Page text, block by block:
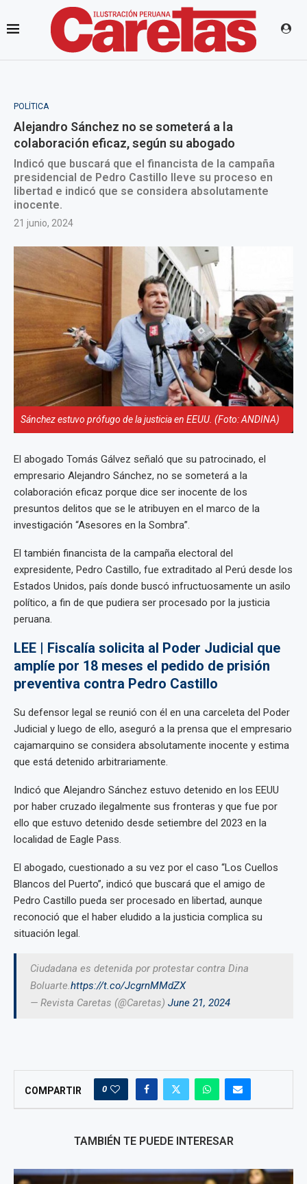
POLÍTICA
Alejandro Sánchez no se someterá a la
colaboración eficaz, según su abogado
Indicó que buscará que el financista de la campaña
presidencial de Pedro Castillo lleve su proceso en
libertad e indicó que se considera absolutamente
inocente.
21 junio, 2024
Sánchez estuvo prófugo de la justicia en EEUU. (Foto: ANDINA)
El abogado Tomás Gálvez señaló que su patrocinado, el
empresario Alejandro Sánchez, no se someterá a la
colaboración eficaz porque dice ser inocente de los
presuntos delitos que se le atribuyen en el marco de la
investigación “Asesores en la Sombra”.
El también financista de la campaña electoral del
expresidente, Pedro Castillo, fue extraditado al Perú desde los
Estados Unidos, país donde buscó infructuosamente un asilo
político, a fin de que pudiera ser procesado por la justicia
peruana.
LEE | Fiscalía solicita al Poder Judicial que
amplíe por 18 meses el pedido de prisión
preventiva contra Pedro Castillo
Su defensor legal se reunió con él en una carceleta del Poder
Judicial y luego de ello, aseguró a la prensa que el empresario
cajamarquino se considera absolutamente inocente y estima
que está detenido arbitrariamente.
Indicó que Alejandro Sánchez estuvo detenido en los EEUU
por haber cruzado ilegalmente sus fronteras y que fue por
ello que estuvo detenido desde setiembre del 2023 en la
localidad de Eagle Pass.
El abogado, cuestionado a su vez por el caso “Los Cuellos
Blancos del Puerto”, indicó que buscará que el amigo de
Pedro Castillo pueda ser procesado en libertad, aunque
reconoció que el haber eludido a la justicia complica su
situación legal.
Ciudadana es detenida por protestar contra Dina
Boluarte.https://t.co/JcgrnMMdZX
— Revista Caretas (@Caretas) June 21, 2024
COMPARTIR 0
TAMBIÉN TE PUEDE INTERESAR